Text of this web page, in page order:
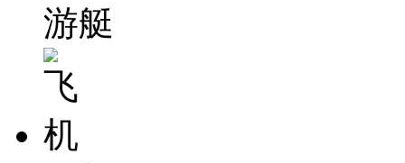
游艇